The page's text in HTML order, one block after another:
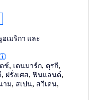
tools—from
on Google,
product
emails that
get access to the
เมริกา และ
ช์, เดนมาร์ก, ตุรกี,
, ฝรั่งเศส,ฟินแลนด์,
าม, สเปน, สวีเดน,